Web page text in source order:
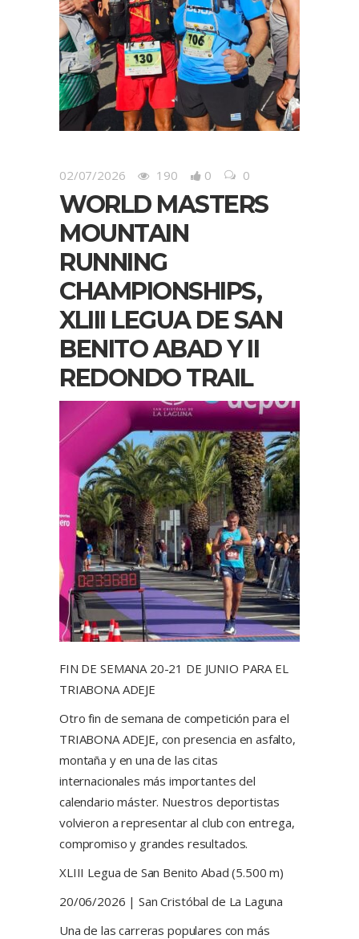
02/07/2026 190 0 0
WORLD MASTERS
MOUNTAIN
RUNNING
CHAMPIONSHIPS,
XLIII LEGUA DE SAN
BENITO ABAD Y II
REDONDO TRAIL
FIN DE SEMANA 20-21 DE JUNIO PARA EL
TRIABONA ADEJE
Otro fin de semana de competición para el
TRIABONA ADEJE, con presencia en asfalto,
montaña y en una de las citas
internacionales más importantes del
calendario máster. Nuestros deportistas
volvieron a representar al club con entrega,
compromiso y grandes resultados.
XLIII Legua de San Benito Abad (5.500 m)
20/06/2026 | San Cristóbal de La Laguna
Una de las carreras populares con más